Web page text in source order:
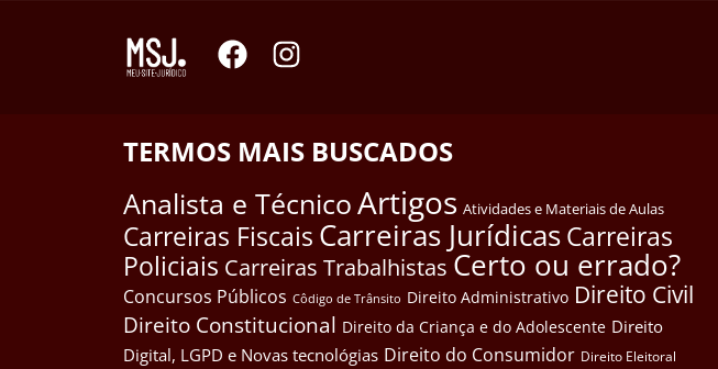
TERMOS MAIS BUSCADOS
Analista e TécnicoArtigos Atividades e Materiais de Aulas
Carreiras Fiscais Carreiras JurídicasCarreiras
Policiais Carreiras Trabalhistas Certo ou errado?
Concursos Públicos Côdigo de Trânsito Direito Administrativo Direito Civil
Direito Constitucional Direito da Criança e do Adolescente Direito
Digital, LGPD e Novas tecnológias Direito do Consumidor Direito Eleitoral